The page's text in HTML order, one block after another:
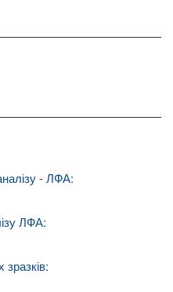
- ЛФА:
ЛФА:
зразків: